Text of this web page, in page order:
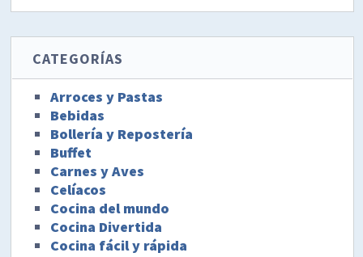
CATEGORÍAS
Arroces y Pastas
Bebidas
Bollería y Repostería
Buffet
Carnes y Aves
Celíacos
Cocina del mundo
Cocina Divertida
Cocina fácil y rápida